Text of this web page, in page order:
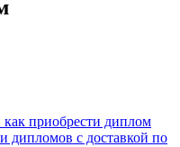
как приобрести диплом
дипломов с доставкой по